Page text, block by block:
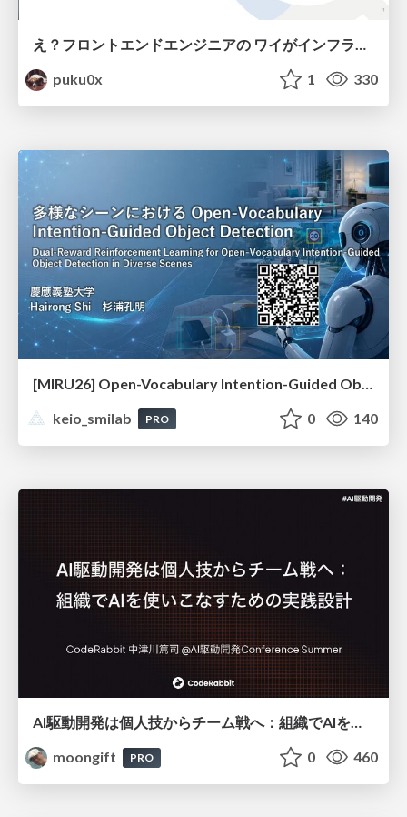
え？フロントエンドエンジニアの ワイがインフラも！？
puku0x
1 330
keio_smilab
PRO 0 140
AI駆動開発は個人技からチーム戦へ：組織でAIを使いこなすための実践設計
moongift
PRO 0 460